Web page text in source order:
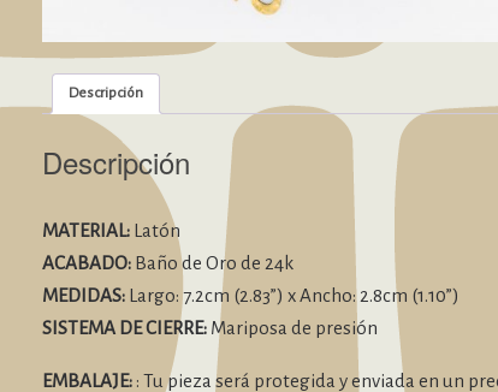
Descripción
Descripción
MATERIAL: Latón
ACABADO: Baño de Oro de 24k
MEDIDAS: Largo: 7.2cm (2.83”) x Ancho: 2.8cm (1.10”)
SISTEMA DE CIERRE: Mariposa de presión
EMBALAJE: : Tu pieza será protegida y enviada en un